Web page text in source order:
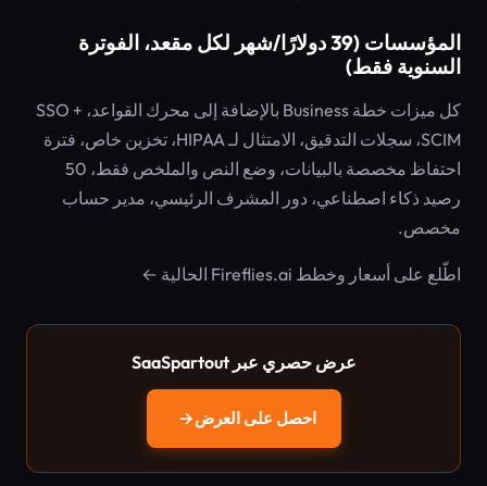
المؤسسات (39 دولارًا/شهر لكل مقعد، الفوترة
السنوية فقط)
كل ميزات خطة Business بالإضافة إلى محرك القواعد، SSO +
SCIM، سجلات التدقيق، الامتثال لـ HIPAA، تخزين خاص، فترة
احتفاظ مخصصة بالبيانات، وضع النص والملخص فقط، 50
رصيد ذكاء اصطناعي، دور المشرف الرئيسي، مدير حساب
مخصص.
اطّلع على أسعار وخطط Fireflies.ai الحالية ←
عرض حصري عبر SaaSpartout
احصل على العرض→